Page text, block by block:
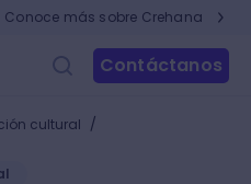
Conoce más sobre Crehana
Contáctanos
cultural /